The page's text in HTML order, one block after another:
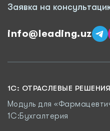
Заявка на
info@leading.uz
1C: ОТРАСЛЕВЫЕ РЕШЕНИЯ
Модуль для
1С:Бухгалтерия